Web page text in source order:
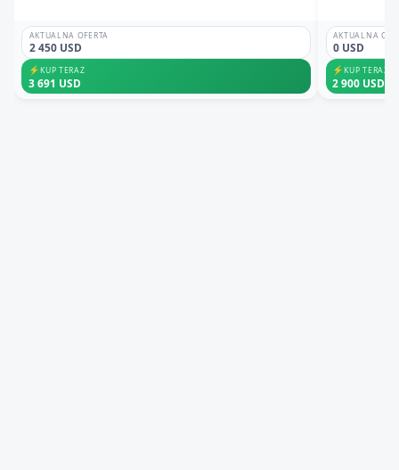
AKTUALNA OFERTA
2 450 USD
⚡KUP TERAZ
3 691 USD
AKTUALNA
0 USD
⚡KUP TERAZ
2 900 USD